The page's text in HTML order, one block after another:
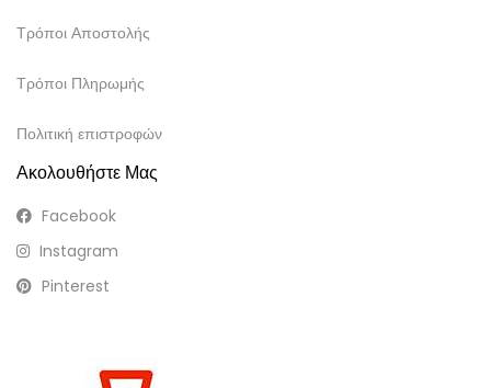
Τρόποι Αποστολής
Τρόποι Πληρωμής
Πολιτική επιστροφών
Ακολουθήστε Μας
Facebook
Instagram
Pinterest